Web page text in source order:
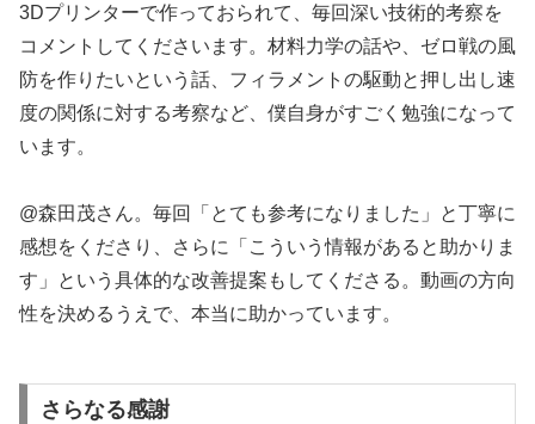
3Dプリンターで作っておられて、毎回深い技術的考察を
コメントしてくださいます。材料力学の話や、ゼロ戦の風
防を作りたいという話、フィラメントの駆動と押し出し速
度の関係に対する考察など、僕自身がすごく勉強になって
います。
@森田茂さん。毎回「とても参考になりました」と丁寧に
感想をくださり、さらに「こういう情報があると助かりま
す」という具体的な改善提案もしてくださる。動画の方向
性を決めるうえで、本当に助かっています。
さらなる感謝